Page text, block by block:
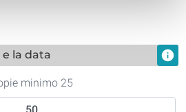
la data info
minimo 25